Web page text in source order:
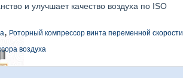
и улучшает качество воздуха по ISO
, Роторный компрессор винта переменной скорости
воздуха